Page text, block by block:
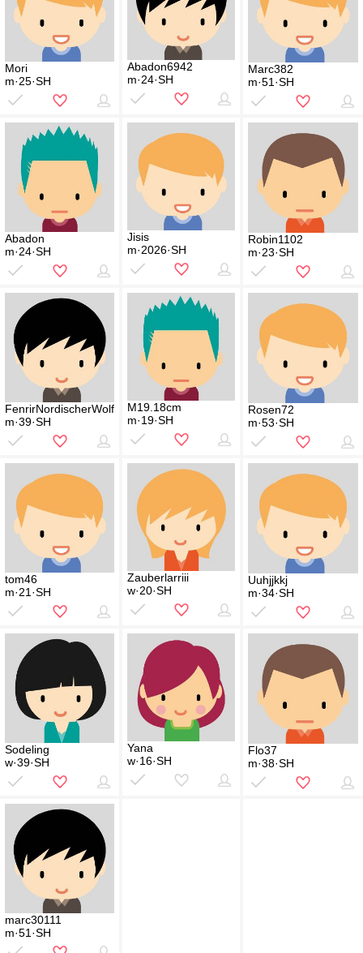
Mori
m·25·SH
Abadon6942
m·24·SH
Marc382
m·51·SH
Abadon
m·24·SH
Jisis
m·2026·SH
Robin1102
m·23·SH
FenrirNordischerWolf
m·39·SH
M19.18cm
m·19·SH
Rosen72
m·53·SH
tom46
m·21·SH
Zauberlarriii
w·20·SH
Uuhjjkkj
m·34·SH
Sodeling
w·39·SH
Yana
w·16·SH
Flo37
m·38·SH
marc30111
m·51·SH